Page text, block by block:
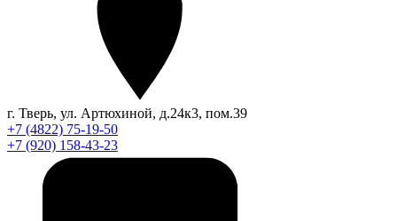
г. Тверь, ул. Артюхиной, д.24к3, пом.39
+7 (4822) 75-19-50
+7 (920) 158-43-23